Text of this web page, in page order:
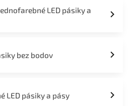
LED pásiky a
bez bodov
LED pásiky a pásy